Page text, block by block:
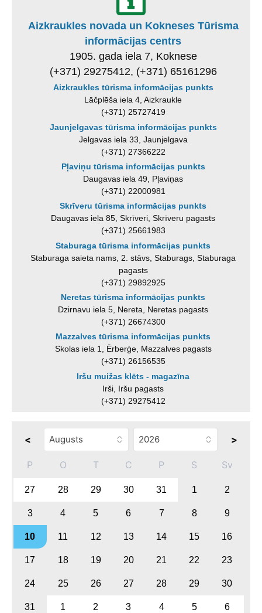
Aizkraukles novada un Kokneses Tūrisma
informācijas centrs
1905. gada iela 7, Koknese
(+371) 29275412, (+371) 65161296
Aizkraukles tūrisma informācijas punkts
Lāčplēša iela 4, Aizkraukle
(+371) 25727419
Jaunjelgavas tūrisma informācijas punkts
Jelgavas iela 33, Jaunjelgava
(+371) 27366222
Pļaviņu tūrisma informācijas punkts
Daugavas iela 49, Pļaviņas
(+371) 22000981
Skrīveru tūrisma informācijas punkts
Daugavas iela 85, Skrīveri, Skrīveru pagasts
(+371) 25661983
Staburaga tūrisma informācijas punkts
Staburaga saieta nams, 2. stāvs, Staburags, Staburaga
pagasts
(+371) 29892925
Neretas tūrisma informācijas punkts
Dzirnavu iela 5, Nereta, Neretas pagasts
(+371) 26674300
Mazzalves tūrisma informācijas punkts
Skolas iela 1, Ērberģe, Mazzalves pagasts
(+371) 26156535
Iršu muižas klēts - magazīna
Irši, Iršu pagasts
(+371) 29275412
< >
P O T C P S Sv
27 28 29 30 31 1 2
3 4 5 6 7 8 9
10 11 12 13 14 15 16
17 18 19 20 21 22 23
24 25 26 27 28 29 30
31 1 2 3 4 5 6